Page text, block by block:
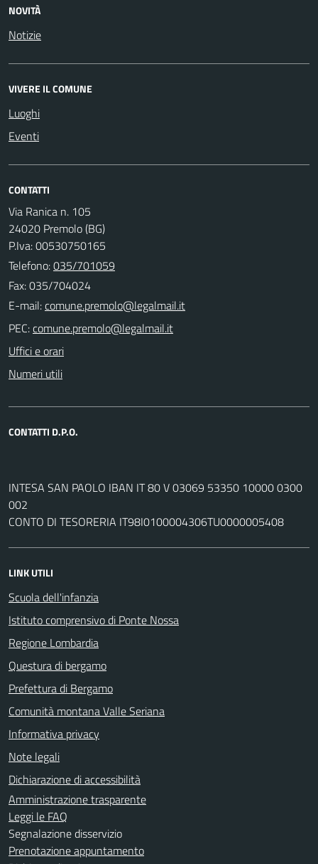
NOVITÀ
Notizie
VIVERE IL COMUNE
Luoghi
Eventi
CONTATTI
Via Ranica n. 105
24020 Premolo (BG)
P.Iva: 00530750165
Telefono:035/701059
Fax: 035/704024
E-mail:
PEC:
Uffici e orari
Numeri utili
CONTATTI D.P.O.
INTESA SAN PAOLO IBAN IT 80 V 03069 53350 10000 0300
002
CONTO DI TESORERIA IT98I0100004306TU0000005408
LINK UTILI
Scuola dell'infanzia
Istituto comprensivo di Ponte Nossa
Regione Lombardia
Questura di bergamo
Prefettura di Bergamo
Comunità montana Valle Seriana
Informativa privacy
Note legali
Dichiarazione di accessibilità
Amministrazione trasparente
Leggi le FAQ
Segnalazione disservizio
Prenotazione appuntamento